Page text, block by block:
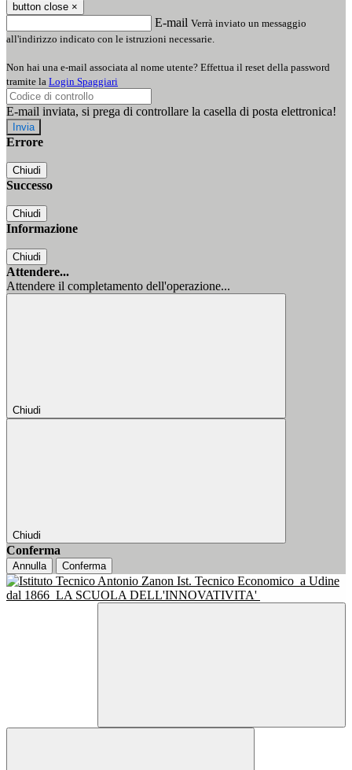
button close ×
E-mail Verrà inviato un messaggio
all'indirizzo indicato con le istruzioni necessarie.
Non hai una e-mail associata al nome utente? Effettua il reset della password
tramite la Login Spaggiari
E-mail inviata, si prega di controllare la casella di posta elettronica!
Errore
Chiudi
Successo
Chiudi
Informazione
Chiudi
Attendere...
Attendere il completamento dell'operazione...
Chiudi
Chiudi
Conferma
Annulla Conferma
Ist. Tecnico Economico a Udine
dal 1866 LA SCUOLA DELL'INNOVATIVITA'